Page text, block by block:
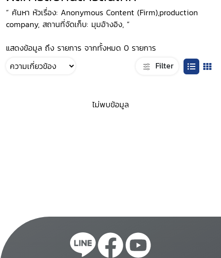
“ ค้นหา หัวเรื่อง: Anonymous Content (Firm),production
company, สถานที่จัดเก็บ: มุมอ้างอิง, ”
แสดงข้อมูล ถึง รายการ จากทั้งหมด 0 รายการ
Filter
ไม่พบข้อมูล